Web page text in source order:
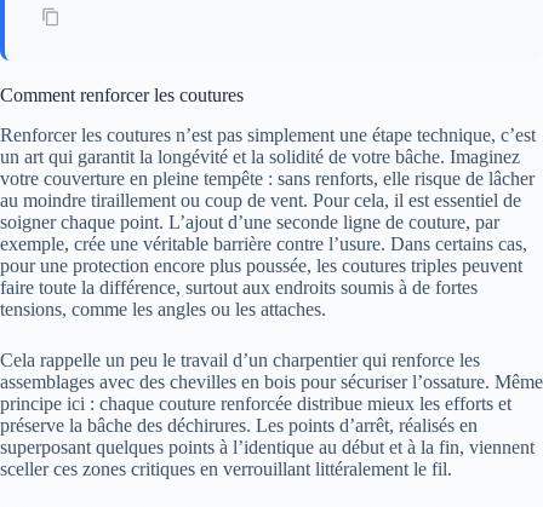
Comment renforcer les coutures
Renforcer les coutures n’est pas simplement une étape technique, c’est
un art qui garantit la longévité et la solidité de votre bâche. Imaginez
votre couverture en pleine tempête : sans renforts, elle risque de lâcher
au moindre tiraillement ou coup de vent. Pour cela, il est essentiel de
soigner chaque point. L’ajout d’une seconde ligne de couture, par
exemple, crée une véritable barrière contre l’usure. Dans certains cas,
pour une protection encore plus poussée, les coutures triples peuvent
faire toute la différence, surtout aux endroits soumis à de fortes
tensions, comme les angles ou les attaches.
Cela rappelle un peu le travail d’un charpentier qui renforce les
assemblages avec des chevilles en bois pour sécuriser l’ossature. Même
principe ici : chaque couture renforcée distribue mieux les efforts et
préserve la bâche des déchirures. Les points d’arrêt, réalisés en
superposant quelques points à l’identique au début et à la fin, viennent
sceller ces zones critiques en verrouillant littéralement le fil.